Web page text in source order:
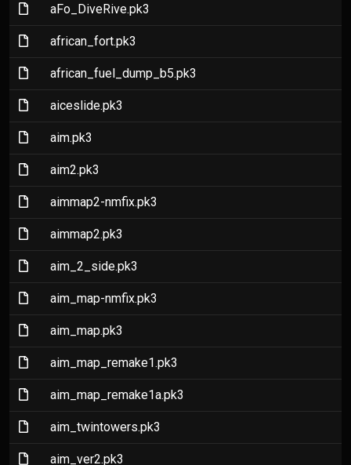
(File)aFo_DiveRive.pk3
(File)african_fort.pk3
(File)african_fuel_dump_b5.pk3
(File)aiceslide.pk3
(File)aim.pk3
(File)aim2.pk3
(File)aimmap2-nmfix.pk3
(File)aimmap2.pk3
(File)aim_2_side.pk3
(File)aim_map-nmfix.pk3
(File)aim_map.pk3
(File)aim_map_remake1.pk3
(File)aim_map_remake1a.pk3
(File)aim_twintowers.pk3
(File)aim_ver2.pk3